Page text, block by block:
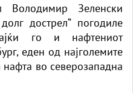
Володимир Зеленски
дострел“ погодиле
го и нафтениот
еден од најголемите
во северозападна